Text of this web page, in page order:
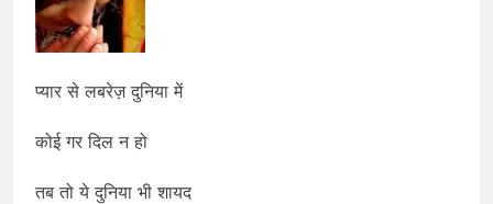
प्यार से लबरेज़ दुनिया में
कोई गर दिल न हो
तब तो ये दुनिया भी शायद